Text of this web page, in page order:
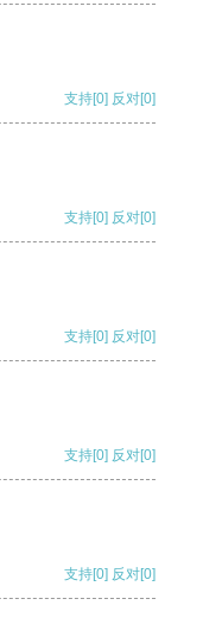
支持[0] 反对[0]
支持[0] 反对[0]
支持[0] 反对[0]
支持[0] 反对[0]
支持[0] 反对[0]